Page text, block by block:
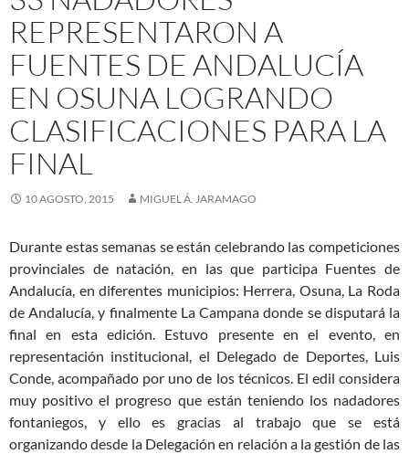
REPRESENTARON A
FUENTES DE ANDALUCÍA
EN OSUNA LOGRANDO
CLASIFICACIONES PARA LA
FINAL
10 AGOSTO, 2015 MIGUEL Á. JARAMAGO
Durante estas semanas se están celebrando las competiciones
provinciales de natación, en las que participa Fuentes de
Andalucía, en diferentes municipios: Herrera, Osuna, La Roda
de Andalucía, y finalmente La Campana donde se disputará la
final en esta edición. Estuvo presente en el evento, en
representación institucional, el Delegado de Deportes, Luis
Conde, acompañado por uno de los técnicos. El edil considera
muy positivo el progreso que están teniendo los nadadores
fontaniegos, y ello es gracias al trabajo que se está
organizando desde la Delegación en relación a la gestión de las